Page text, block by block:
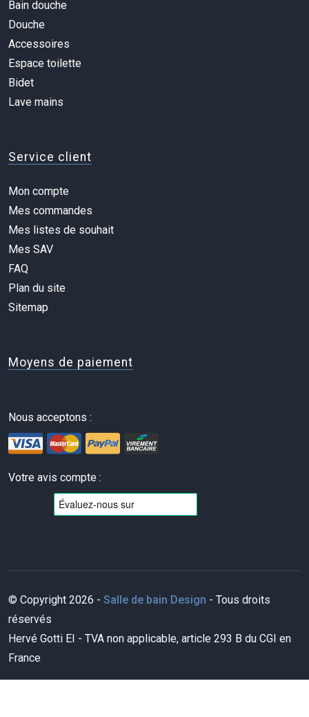
Bain douche
Douche
Accessoires
Espace toilette
Bidet
Lave mains
Service client
Mon compte
Mes commandes
Mes listes de souhait
Mes SAV
FAQ
Plan du site
Sitemap
Moyens de paiement
Nous acceptons :
Votre avis compte :
© Copyright 2026 - Salle de bain Design - Tous droits
réservés
Hervé Gotti EI - TVA non applicable, article 293 B du CGI en
France